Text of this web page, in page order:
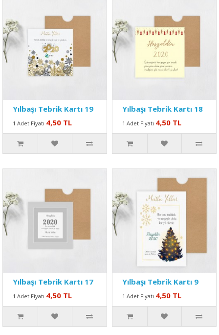
Yılbaşı Tebrik Kartı 19
1 Adet Fiyatı 4,50 TL
Yılbaşı Tebrik Kartı 18
1 Adet Fiyatı 4,50 TL
Yılbaşı Tebrik Kartı 17
1 Adet Fiyatı 4,50 TL
Yılbaşı Tebrik Kartı 9
1 Adet Fiyatı 4,50 TL